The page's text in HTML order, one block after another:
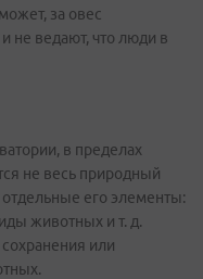
за овес
не ведают, что люди в
в пределах
не весь природный
его элементы:
животных и т. д.
или